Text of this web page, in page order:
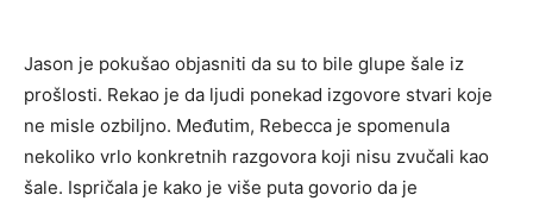
Jason je pokušao objasniti da su to bile glupe šale iz
prošlosti. Rekao je da ljudi ponekad izgovore stvari koje
ne misle ozbiljno. Međutim, Rebecca je spomenula
nekoliko vrlo konkretnih razgovora koji nisu zvučali kao
šale. Ispričala je kako je više puta govorio da je